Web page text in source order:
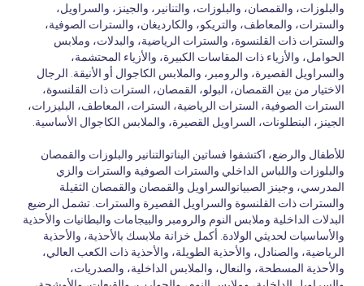
والبلوزات، والقمصان، والبلوزات، والتنانير، والجينز، والسراويل،
والسترات، والمعاطف، والتريكو، والكارديغان، والسترات الصوفية،
والسترات ذات القلنسوة، والسترات الرياضية، والبدلات، وملابس
الحوامل، والأزياء ذات المقاسات الكبيرة، والأزياء المحتشمة،
والسراويل القصيرة، والرومبر، والملابس الكاجوال أو الأنيقة. الرجال
الاختيار من بين القمصان، البولو، القمصان، السترات ذات القلنسوة،
السترات الصوفية، السترات الرياضية، السترات، المعاطف، البليزرات،
الجينز، البنطلونات، السراويل القصيرة، والملابس الكاجوال الأساسية.
للأطفال والرضع، اكتشفوا فساتين البناتوالتنانير والبلوزات والقمصان
والبلوزات واللباس الداخلي والسترات الصوفية والسترات والزي
المدرسي، وجينز الصبيانوالسراويل والقمصان والقمصان الثقيلة
والسترات ذات القلنسوة والسراويل القصيرة والسترات. تشمل الرضيع
البدلات الداخلية وملابس النوم والرومبر والبيجامات والبطانيات والأحذية
والأساسيات لحديثي الولادة. أكمل خزانة ملابسك بالأحذية، والأحذية
الرياضية، والصنادل، والأحذية الطويلة، والأحذية ذات الكعب العالي،
والأحذية المسطحة، والنعال، والملابس الداخلية، والصدريات،